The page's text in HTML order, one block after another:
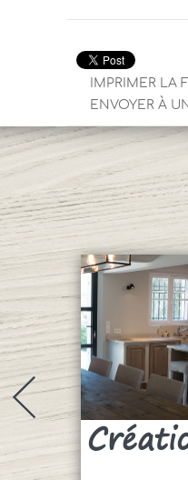
IMPRIMER LA
ENVOYER À